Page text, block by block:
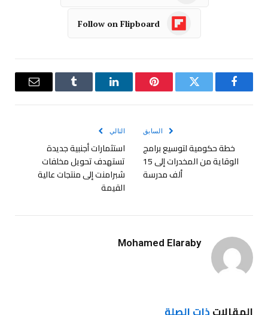
Follow on Flipboard
فيسبوك تويتر بينتيريستلينكدإن Tumblr
البريد
السابق
خطة حكومية لتوسيع برامج
الوقاية من المخدرات إلى 15
ألف مدرسة
التالي
استثمارات أجنبية جديدة
تستهدف تحويل مخلفات
شبرامنت إلى منتجات عالية
القيمة
Mohamed Elaraby